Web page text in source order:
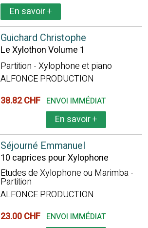
En savoir+
Guichard Christophe
Le Xylothon Volume 1
Partition - Xylophone et piano
ALFONCE PRODUCTION
38.82 CHF ENVOI IMMÉDIAT
En savoir+
Séjourné Emmanuel
10 caprices pour Xylophone
Etudes de Xylophone ou Marimba -
Partition
ALFONCE PRODUCTION
23.00 CHF ENVOI IMMÉDIAT